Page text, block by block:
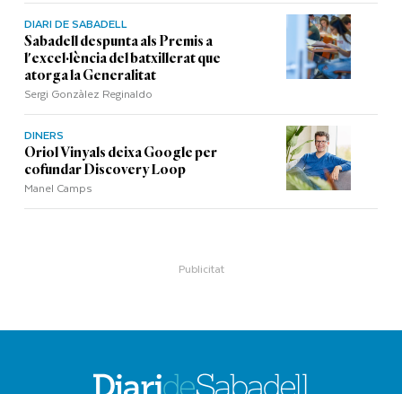
DIARI DE SABADELL
Sabadell despunta als Premis a
l'excel·lència del batxillerat que
atorga la Generalitat
Sergi Gonzàlez Reginaldo
DINERS
Oriol Vinyals deixa Google per
cofundar Discovery Loop
Manel Camps